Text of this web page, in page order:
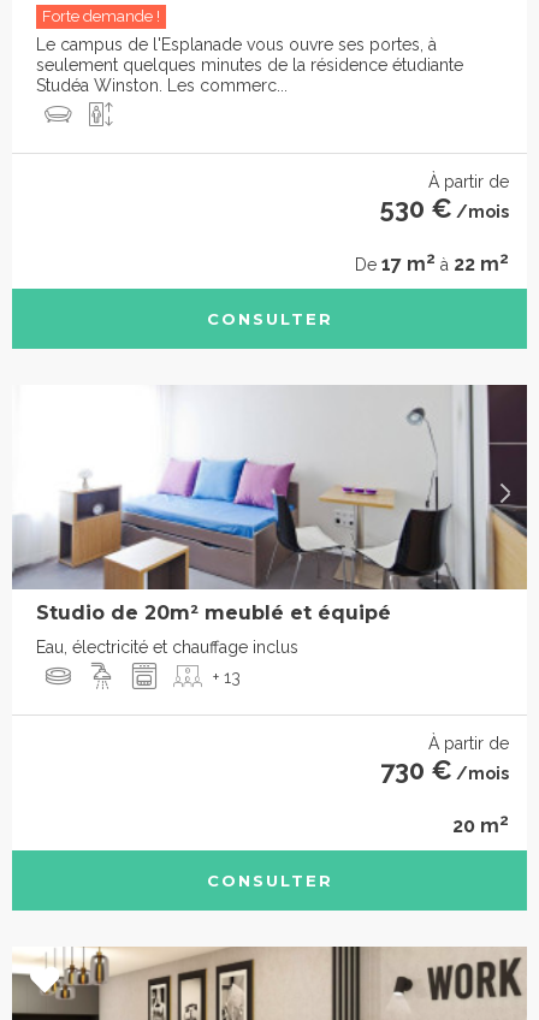
Forte demande !
Le campus de l'Esplanade vous ouvre ses portes, à
seulement quelques minutes de la résidence étudiante
Studéa Winston. Les commerc...
À partir de
530 € /mois
De 17 m2 à 22 m2
CONSULTER
Studio de 20m² meublé et équipé
Eau, électricité et chauffage inclus
+ 13
À partir de
730 € /mois
20 m2
CONSULTER